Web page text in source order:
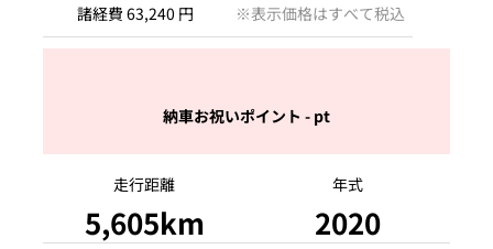
諸経費 63,240 円 ※表示価格はすべて税込
納車お祝いポイント - pt
走行距離 年式
5,605km 2020